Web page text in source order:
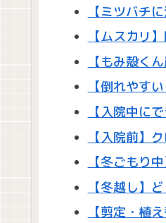
【ミツバチ
【ムスカリ
【もみ殻く
【倒れやす
【入院中に
【入院前】
【冬ごもり
【冬越し】
【剪定・植